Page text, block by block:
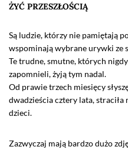
ŻYĆ PRZESZŁOŚCIĄ
Są ludzie, którzy nie pamiętają
wspominają wybrane urywki ze
Te trudne, smutne, których
zapomnieli, żyją tym nadal.
Od prawie trzech miesięcy
dwadzieścia cztery lata, straciła
dzieci.
Zazwyczaj mają bardzo dużo